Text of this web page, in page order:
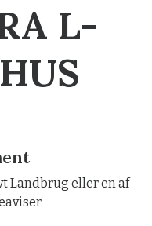
L-
Landbrug eller en af